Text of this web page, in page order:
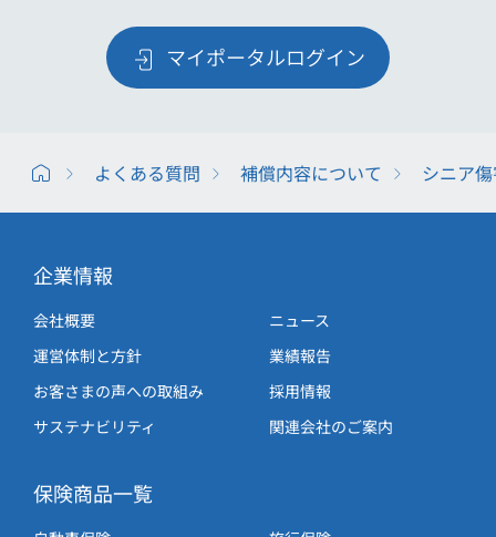
マイポータルログイン
よくある質問 補償内容について シニア
企業情報
会社概要
運営体制と方針
お客さまの声への取組み
サステナビリティ
ニュース
業績報告
採用情報
関連会社のご案内
保険商品一覧